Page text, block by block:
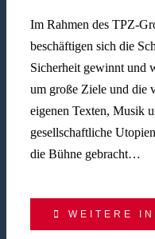
Im Rahmen des TPZ-
beschäftigen sich die
Sicherheit gewinnt und
um große Ziele und die
eigenen Texten, Musik
gesellschaftliche
die Bühne gebracht…
WEITERE